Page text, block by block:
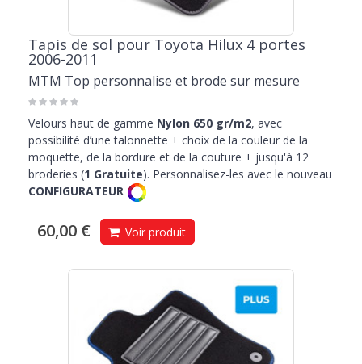
Tapis de sol pour Toyota Hilux 4 portes
2006-2011
MTM Top personnalise et brode sur mesure
Velours haut de gamme Nylon 650 gr/m2, avec
possibilité d’une talonnette + choix de la couleur de la
moquette, de la bordure et de la couture + jusqu'à 12
broderies (1 Gratuite). Personnalisez-les avec le nouveau
CONFIGURATEUR
60,00 € Voir produit